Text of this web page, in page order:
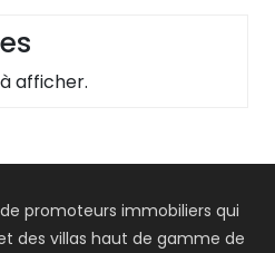
afficher.
promoteurs immobiliers qui
des villas haut de gamme de